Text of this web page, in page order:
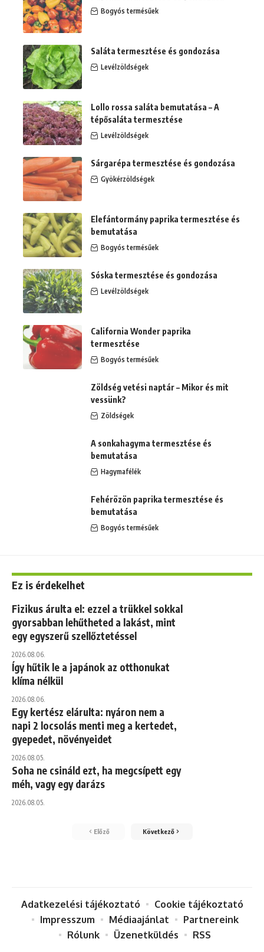
Bogyós termésűek
Saláta termesztése és gondozása
Levélzöldségek
Lollo rossa saláta bemutatása – A
tépősaláta termesztése
Levélzöldségek
Sárgarépa termesztése és gondozása
Gyökérzöldségek
Elefántormány paprika termesztése és
bemutatása
Bogyós termésűek
Sóska termesztése és gondozása
Levélzöldségek
California Wonder paprika
termesztése
Bogyós termésűek
Zöldség vetési naptár – Mikor és mit
vessünk?
Zöldségek
A sonkahagyma termesztése és
bemutatása
Hagymafélék
Fehérözön paprika termesztése és
bemutatása
Bogyós termésűek
Ez is érdekelhet
Fizikus árulta el: ezzel a trükkel sokkal
gyorsabban lehűtheted a lakást, mint
egy egyszerű szellőztetéssel
2026.08.06.
Így hűtik le a japánok az otthonukat
klíma nélkül
2026.08.06.
Egy kertész elárulta: nyáron nem a
napi 2 locsolás menti meg a kertedet,
gyepedet, növényeidet
2026.08.05.
Soha ne csináld ezt, ha megcsípett egy
méh, vagy egy darázs
2026.08.05.
Előző Következő
Adatkezelési tájékoztató
Cookie tájékoztató
Impresszum
Médiaajánlat
Partnereink
Rólunk
Üzenetküldés RSS